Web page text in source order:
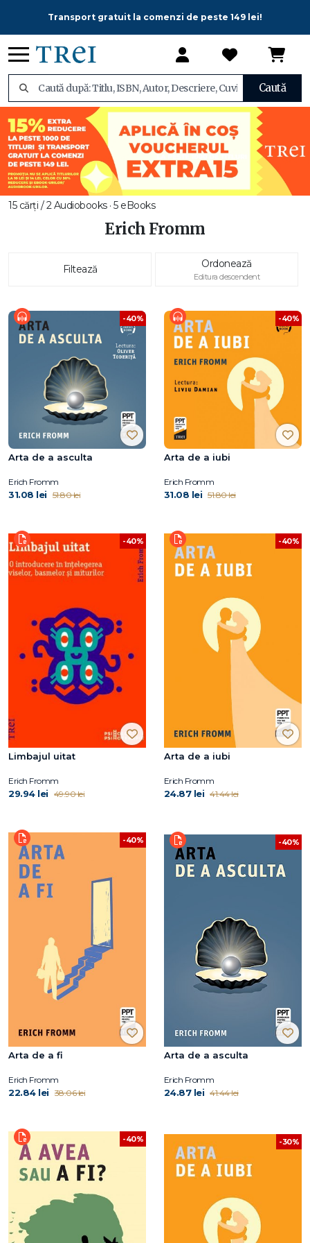
Transport gratuit la comenzi de peste 149 lei!
Caută
15 cărți / 2 Audiobooks · 5 eBooks
Erich Fromm
Filtează Ordonează
Editura descendent
-40%
Arta de a asculta
Erich Fromm
31.08 lei 51.80 lei
-40%
Arta de a iubi
Erich Fromm
31.08 lei 51.80 lei
-40%
Limbajul uitat
Erich Fromm
29.94 lei 49.90 lei
-40%
Arta de a iubi
Erich Fromm
24.87 lei 41.44 lei
-40%
Arta de a fi
Erich Fromm
22.84 lei 38.06 lei
-40%
Arta de a asculta
Erich Fromm
24.87 lei 41.44 lei
-40% -30%